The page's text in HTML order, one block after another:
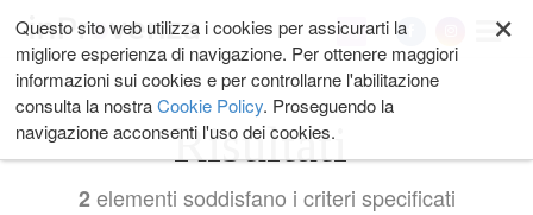
ai
contenuti.
|
Salta
alla
navigazione
My ×
Questo sito web utilizza i cookies per assicurarti la
migliore esperienza di navigazione. Per ottenere maggiori
informazioni sui cookies e per controllarne l'abilitazione
consulta la nostraCookie Policy. Proseguendo la
navigazione acconsenti l'uso dei cookies.
Risultati
2elementi soddisfano i criteri specificati